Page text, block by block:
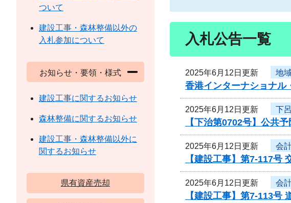
入札公告一覧
2025年6月12日更新 地
香港インターナショナル
2025年6月12日更新 下
【下治第0702号】公共
2025年6月12日更新 会
【建設工事】第7-117号
2025年6月12日更新 会
【建設工事】第7-113号
ついて
建設工事・森林整備以外の
入札参加について
お知らせ・要領・様式
建設工事に関するお知らせ
森林整備に関するお知らせ
建設工事・森林整備以外に
関するお知らせ
県有資産売却